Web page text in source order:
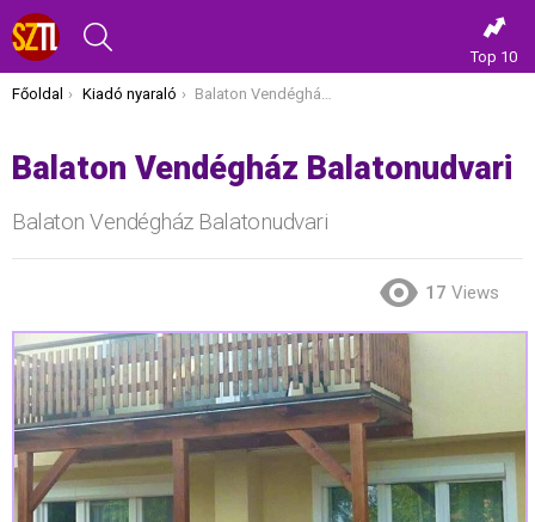
Top 10
Itt vagy most:
Főoldal Kiadó nyaraló Balaton Vendégház Balatonudvari
Balaton Vendégház Balatonudvari
Balaton Vendégház Balatonudvari
17 Views